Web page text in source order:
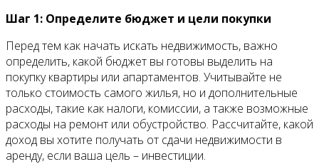
Шаг 1: Определите бюджет и цели покупки
Перед тем как начать искать недвижимость, важно
определить, какой бюджет вы готовы выделить на
покупку квартиры или апартаментов. Учитывайте не
только стоимость самого жилья, но и дополнительные
расходы, такие как налоги, комиссии, а также возможные
расходы на ремонт или обустройство. Рассчитайте, какой
доход вы хотите получать от сдачи недвижимости в
аренду, если ваша цель – инвестиции.